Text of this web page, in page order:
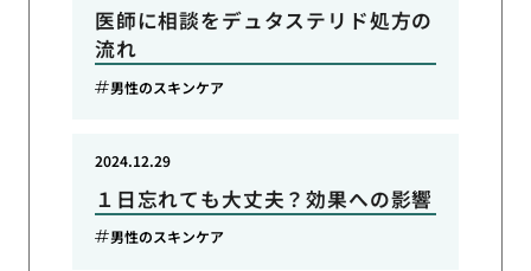
医師に相談をデュタステリド処方の
流れ
男性のスキンケア
１日忘れても大丈夫？効果への影響
2024.12.29
男性のスキンケア